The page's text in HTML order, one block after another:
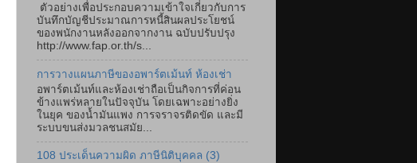
ตัวอย่างเพื่อประกอบความเข้าใจเกี่ยวกับการ
บันทึกบัญชีประมาณการหนี้สินผลประโยชน์
ของพนักงานหลังออกจากงาน ฉบับปรับปรุง
http://www.fap.or.th/s...
การวางแผนภาษีของอพาร์ตเม้นท์ ห้องเช่า
อพาร์ตเม้นท์และห้องเช่าถือเป็นกิจการที่ค่อน
ข้างแพร่หลายในปัจจุบัน โดยเฉพาะอย่างยิ่ง
ในยุค ของน้ำมันแพง การจราจรติดขัด และมี
ระบบขนส่งมวลชนสมัย...
108 ประเด็นความผิด ภาษีนิติบุคคล (3)